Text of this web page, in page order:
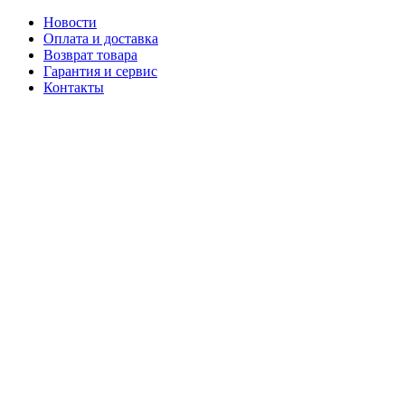
Новости
Оплата и доставка
Возврат товара
Гарантия и сервис
Контакты